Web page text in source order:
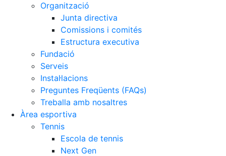
Organització
Junta directiva
Comissions i comités
Estructura executiva
Fundació
Serveis
Instal·lacions
Preguntes Freqüents (FAQs)
Treballa amb nosaltres
Àrea esportiva
Tennis
Escola de tennis
Next Gen